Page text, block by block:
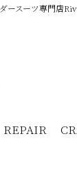
ースーツ専門店
REPAIR